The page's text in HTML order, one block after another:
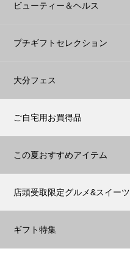
ビューティー＆ヘルス
プチギフトセレクション
大分フェス
ご自宅用お買得品
この夏おすすめアイテム
店頭受取限定グルメ&スイーツ
ギフト特集